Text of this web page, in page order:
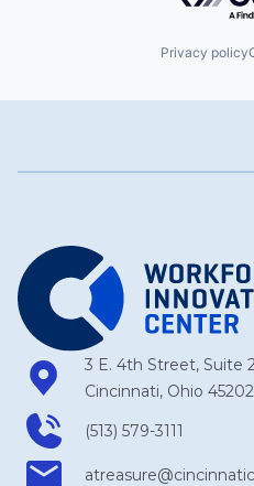
Privacy policy
3 E. 4th Street, Suite
Cincinnati, Ohio 45202
(513) 579-3111